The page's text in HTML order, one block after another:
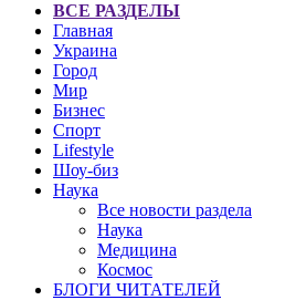
ВСЕ РАЗДЕЛЫ
Главная
Украина
Город
Мир
Бизнес
Спорт
Lifestyle
Шоу-биз
Наука
Все новости раздела
Наука
Медицина
Космос
БЛОГИ ЧИТАТЕЛЕЙ